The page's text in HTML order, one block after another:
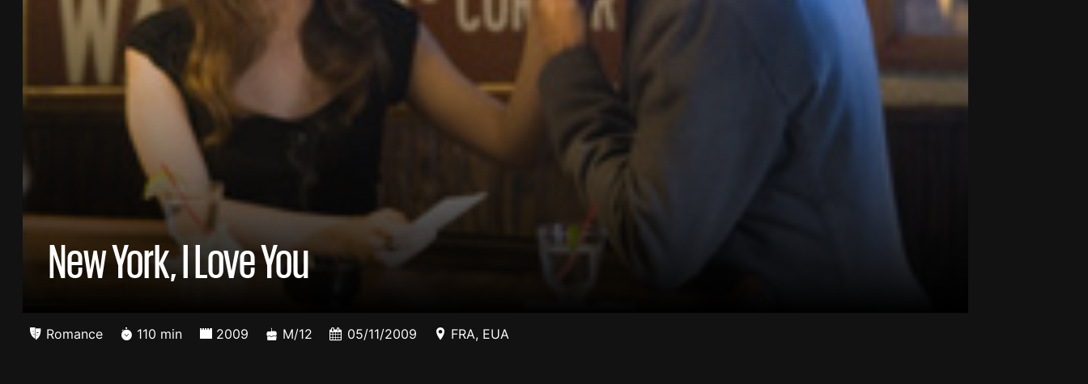
New York, I Love You
Romance 110 min 2009 M/12 05/11/2009 FRA, EUA